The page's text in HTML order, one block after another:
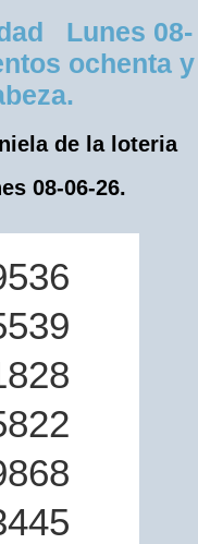
Lunes 08-
ochenta y
de la loteria
08-06-26.